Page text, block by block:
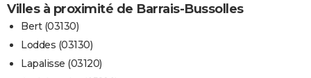
Villes à proximité de Barrais-Bussolles
Bert (03130)
Loddes (03130)
Lapalisse (03120)